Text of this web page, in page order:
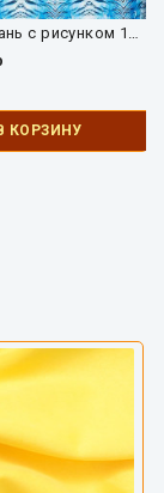
Стёганая ткань с рисунком 10169ПЛС-01
КОРЗИНУ